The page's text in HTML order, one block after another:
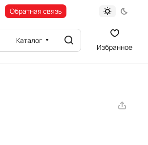
Обратная связь
Каталог
Избранное